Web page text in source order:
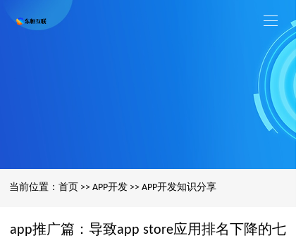
当前位置： 首页 >> APP开发>> APP开发知识分享
app推广篇：导致app store应用排名下降的七